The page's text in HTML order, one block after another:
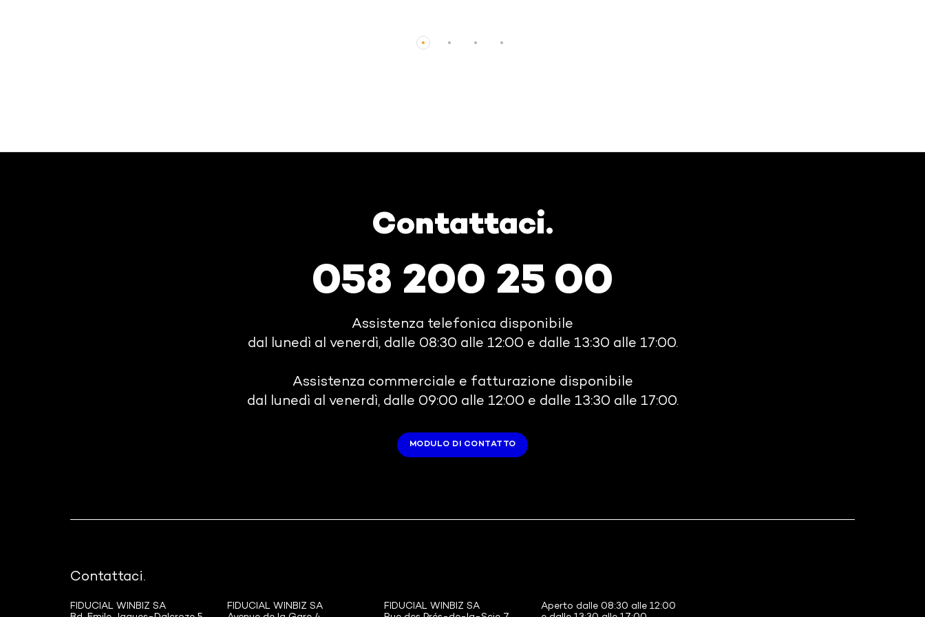
Contattaci.
058 200 25 00
Assistenza telefonica disponibile
dal lunedì al venerdì, dalle 08:30 alle 12:00 e dalle 13:30 alle 17:00.
Assistenza commerciale e fatturazione disponibile
dal lunedì al venerdì, dalle 09:00 alle 12:00 e dalle 13:30 alle 17:00.
MODULO DI CONTATTO
Contattaci.
FIDUCIAL WINBIZ SA
FIDUCIAL WINBIZ SA
FIDUCIAL WINBIZ SA
Aperto dalle 08:30 alle 12:00